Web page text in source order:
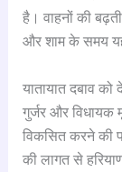
है। वाहनों की
और शाम के समय
यातायात दबाव
गुर्जर और
विकसित करने की
की लागत से